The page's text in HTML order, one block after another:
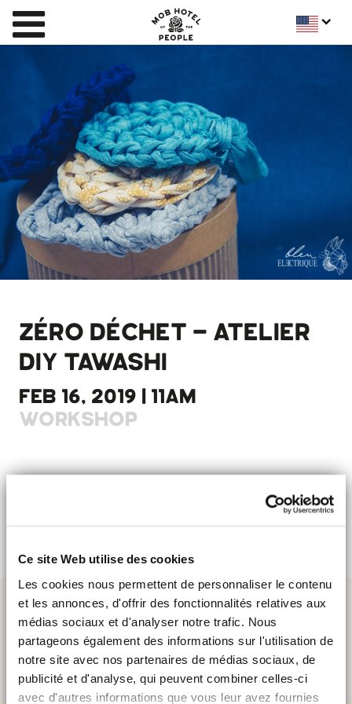
Ce site Web utilise des cookies
Les cookies nous permettent de personnaliser le contenu
et les annonces, d'offrir des fonctionnalités relatives aux
médias sociaux et d'analyser notre trafic. Nous
partageons également des informations sur l'utilisation de
notre site avec nos partenaires de médias sociaux, de
publicité et d'analyse, qui peuvent combiner celles-ci
avec d'autres informations que vous leur avez fournies
ZÉRO DÉCHET - ATELIER
DIY TAWASHI
FEB 16, 2019 | 11AM
WORKSHOP